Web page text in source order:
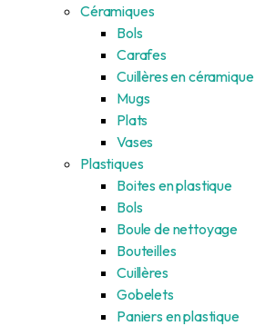
Céramiques
Bols
Carafes
Cuillères en céramique
Mugs
Plats
Vases
Plastiques
Boites en plastique
Bols
Boule de nettoyage
Bouteilles
Cuillères
Gobelets
Paniers en plastique